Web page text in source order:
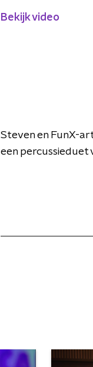
Bekijk video
Steven en FunX-
een percussieduet